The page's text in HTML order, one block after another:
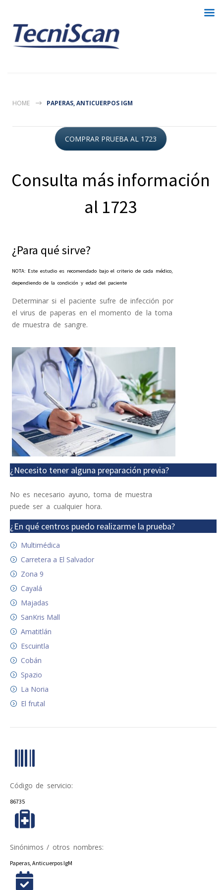
HOME PAPERAS, ANTICUERPOS IGM
COMPRAR PRUEBA AL 1723
Consulta más información
al 1723
¿Para qué sirve?
NOTA: Este estudio es recomendado bajo el criterio de cada médico,
dependiendo de la condición y edad del paciente
Determinar si el paciente sufre de infección por
el virus de paperas en el momento de la toma
de muestra de sangre.
¿Necesito tener alguna preparación previa?
No es necesario ayuno, toma de muestra
puede ser a cualquier hora.
¿En qué centros puedo realizarme la prueba?
Multimédica
Carretera a El Salvador
Zona 9
Cayalá
Majadas
SanKris Mall
Amatitlán
Escuintla
Cobán
Spazio
La Noria
El frutal
Código de servicio:
86735
Sinónimos / otros nombres:
Paperas, Anticuerpos IgM